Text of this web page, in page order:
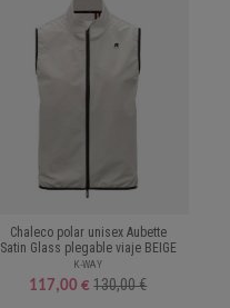
Chaleco polar unisex Aubette
Satin Glass plegable viaje BEIGE
K-WAY
117,00 € 130,00 €